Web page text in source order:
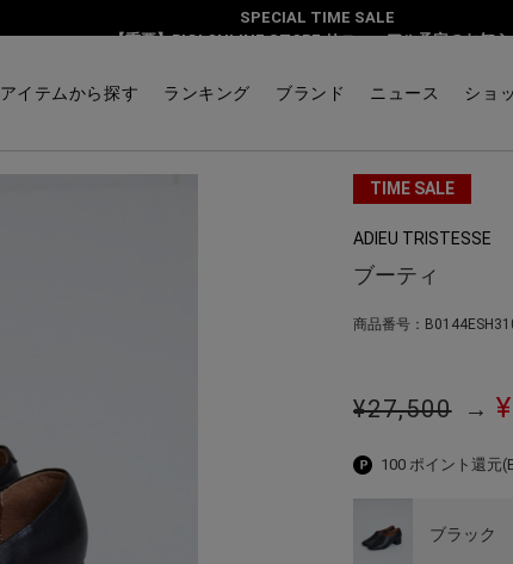
SPECIAL TIME SALE
【重要】BIGI ONLINE STORE リニューアル予定のお知ら
アイテムから探す ランキング ブランド ニュース ショ
TIME SALE
ADIEU TRISTESSE
ブーティ
商品番号：
¥27,500 →
100 ポイント還元
ブラック